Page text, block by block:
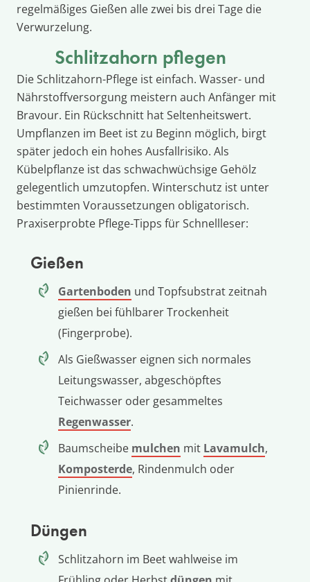
regelmäßiges Gießen alle zwei bis drei Tage die
Verwurzelung.
Schlitzahorn pflegen
Die Schlitzahorn-Pflege ist einfach. Wasser- und
Nährstoffversorgung meistern auch Anfänger mit
Bravour. Ein Rückschnitt hat Seltenheitswert.
Umpflanzen im Beet ist zu Beginn möglich, birgt
später jedoch ein hohes Ausfallrisiko. Als
Kübelpflanze ist das schwachwüchsige Gehölz
gelegentlich umzutopfen. Winterschutz ist unter
bestimmten Voraussetzungen obligatorisch.
Praxiserprobte Pflege-Tipps für Schnellleser:
Gießen
Gartenboden und Topfsubstrat zeitnah
gießen bei fühlbarer Trockenheit
(Fingerprobe).
Als Gießwasser eignen sich normales
Leitungswasser, abgeschöpftes
Teichwasser oder gesammeltes
Regenwasser.
Baumscheibe mulchen mit Lavamulch,
Komposterde, Rindenmulch oder
Pinienrinde.
Düngen
Schlitzahorn im Beet wahlweise im